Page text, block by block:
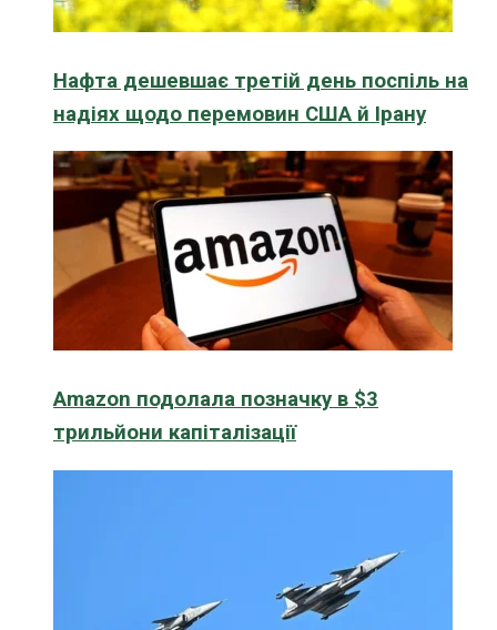
Нафта дешевшає третій день поспіль на
надіях щодо перемовин США й Ірану
Amazon подолала позначку в $3
трильйони капіталізації